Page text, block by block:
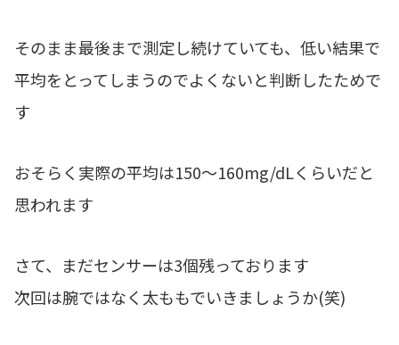
そのまま最後まで測定し続けていても、低い結果で
平均をとってしまうのでよくないと判断したためで
す
おそらく実際の平均は150～160mg/dLくらいだと
思われます
さて、まだセンサーは3個残っております
次回は腕ではなく太ももでいきましょうか(笑)